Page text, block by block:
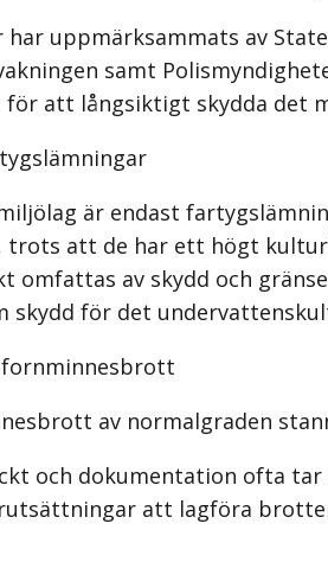
har uppmärksammats av
samt
att lång­siktigt skydda det
är endast
trots att de har ett högt
omfattas av skydd och
skydd för det
av normalgraden
och dokumentation ofta
att lagföra